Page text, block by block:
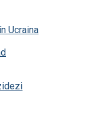
Ucraina